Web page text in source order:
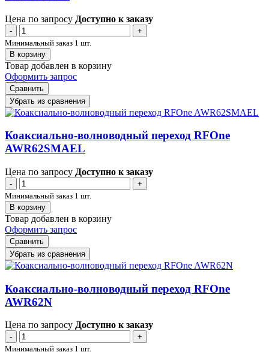
Цена по запросу Доступно к заказу
-
+
Минимальный заказ 1 шт.
В корзину
Товар добавлен в корзину
Оформить запрос
Сравнить
Убрать из сравнения
Коаксиально-волноводный переход RFOne
AWR62SMAEL
Цена по запросу Доступно к заказу
-
+
Минимальный заказ 1 шт.
В корзину
Товар добавлен в корзину
Оформить запрос
Сравнить
Убрать из сравнения
Коаксиально-волноводный переход RFOne
AWR62N
Цена по запросу Доступно к заказу
-
+
Минимальный заказ 1 шт.